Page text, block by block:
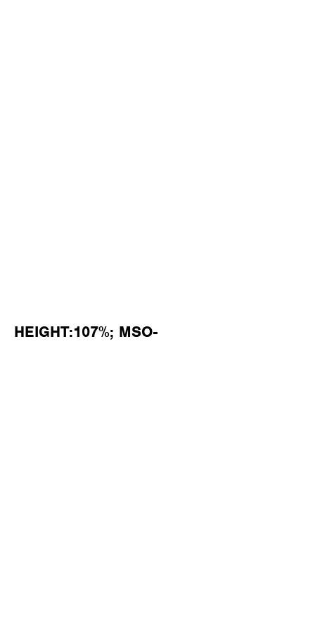
HEIGHT:107%; MSO-